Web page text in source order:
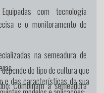
Equipadas com tecnologia
e o monitoramento de
na semeadura de
Combinam a semeadura
do tipo de cultura que
e das características da sua